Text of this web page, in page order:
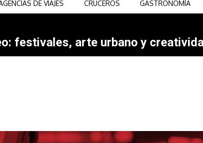
DE VIAJES CRUCEROS GASTRONOMÍA
festivales, arte urbano y